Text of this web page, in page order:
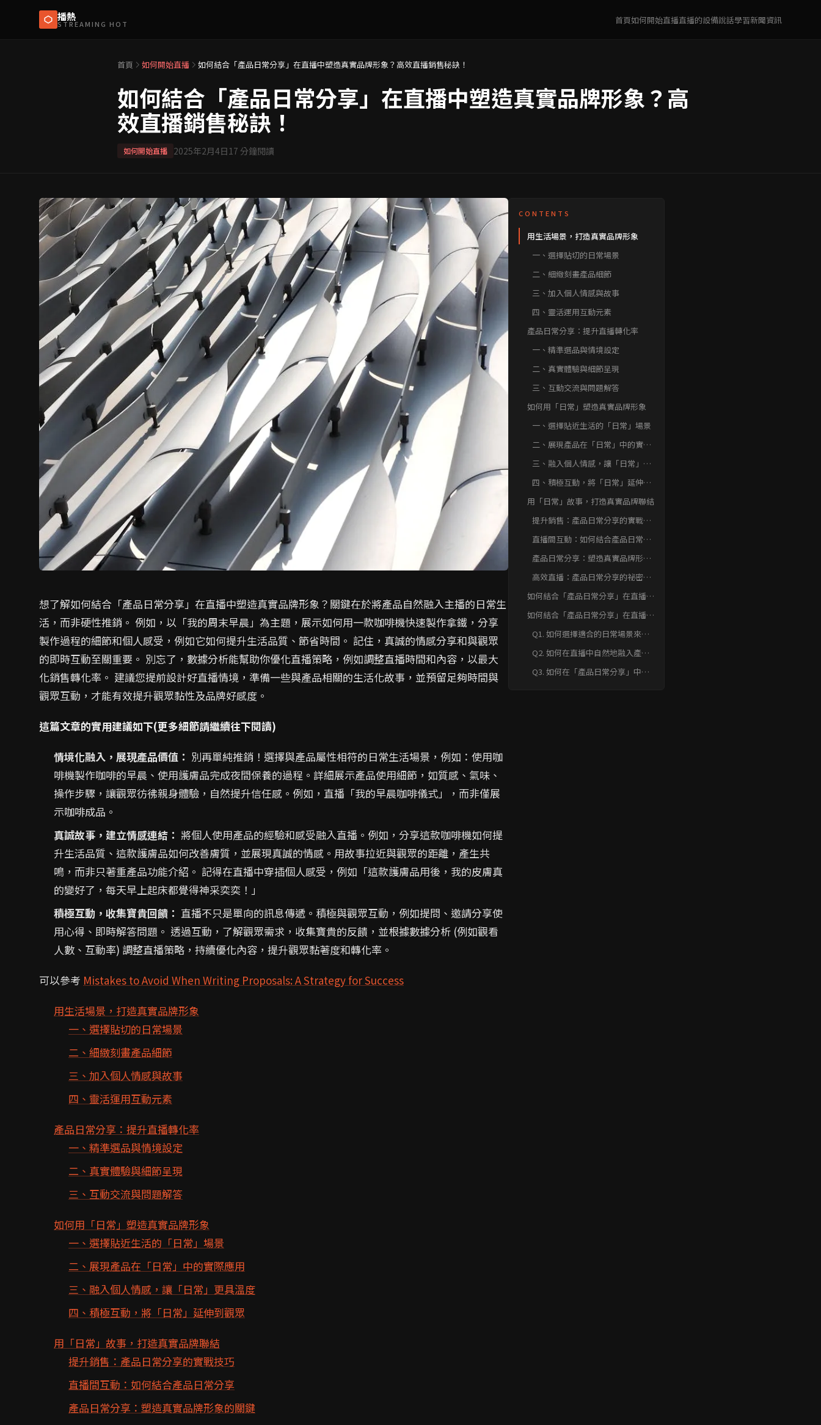
播熱
STREAMING HOT 首頁如何開始直播直播的設備說話學習新聞資訊
首頁 如何開始直播 如何結合「產品日常分享」在直播中塑造真實品牌形象？高效直播銷售秘訣！
如何結合「產品日常分享」在直播中塑造真實品牌形象？高
效直播銷售秘訣！
如何開始直播 2025年2月4日17 分鐘閱讀
想了解如何結合「產品日常分享」在直播中塑造真實品牌形象？關鍵在於將產品自然融入主播的日常生
活，而非硬性推銷。 例如，以「我的周末早晨」為主題，展示如何用一款咖啡機快速製作拿鐵，分享
製作過程的細節和個人感受，例如它如何提升生活品質、節省時間。 記住，真誠的情感分享和與觀眾
的即時互動至關重要。 別忘了，數據分析能幫助你優化直播策略，例如調整直播時間和內容，以最大
化銷售轉化率。 建議您提前設計好直播情境，準備一些與產品相關的生活化故事，並預留足夠時間與
觀眾互動，才能有效提升觀眾黏性及品牌好感度。
這篇文章的實用建議如下(更多細節請繼續往下閱讀)
情境化融入，展現產品價值： 別再單純推銷！選擇與產品屬性相符的日常生活場景，例如：使用咖
啡機製作咖啡的早晨、使用護膚品完成夜間保養的過程。詳細展示產品使用細節，如質感、氣味、
操作步驟，讓觀眾彷彿親身體驗，自然提升信任感。例如，直播「我的早晨咖啡儀式」，而非僅展
示咖啡成品。
真誠故事，建立情感連結： 將個人使用產品的經驗和感受融入直播。例如，分享這款咖啡機如何提
升生活品質、這款護膚品如何改善膚質，並展現真誠的情感。用故事拉近與觀眾的距離，產生共
鳴，而非只著重產品功能介紹。 記得在直播中穿插個人感受，例如「這款護膚品用後，我的皮膚真
的變好了，每天早上起床都覺得神采奕奕！」
積極互動，收集寶貴回饋： 直播不只是單向的訊息傳遞。積極與觀眾互動，例如提問、邀請分享使
用心得、即時解答問題。 透過互動，了解觀眾需求，收集寶貴的反饋，並根據數據分析 (例如觀看
人數、互動率) 調整直播策略，持續優化內容，提升觀眾黏著度和轉化率。
可以參考 Mistakes to Avoid When Writing Proposals: A Strategy for Success
用生活場景，打造真實品牌形象
一、選擇貼切的日常場景
二、細緻刻畫產品細節
三、加入個人情感與故事
四、靈活運用互動元素
產品日常分享：提升直播轉化率
一、精準選品與情境設定
二、真實體驗與細節呈現
三、互動交流與問題解答
如何用「日常」塑造真實品牌形象
一、選擇貼近生活的「日常」場景
二、展現產品在「日常」中的實際應用
三、融入個人情感，讓「日常」更具溫度
四、積極互動，將「日常」延伸到觀眾
用「日常」故事，打造真實品牌聯結
提升銷售：產品日常分享的實戰技巧
直播間互動：如何結合產品日常分享
產品日常分享：塑造真實品牌形象的關鍵
CONTENTS
用生活場景，打造真實品牌形象
一、選擇貼切的日常場景
二、細緻刻畫產品細節
三、加入個人情感與故事
四、靈活運用互動元素
產品日常分享：提升直播轉化率
一、精準選品與情境設定
二、真實體驗與細節呈現
三、互動交流與問題解答
如何用「日常」塑造真實品牌形象
一、選擇貼近生活的「日常」場景
二、展現產品在「日常」中的實際
三、融入個人情感，讓「日常」更
四、積極互動，將「日常」延伸到
用「日常」故事，打造真實品牌聯結
提升銷售：產品日常分享的實戰技
直播間互動：如何結合產品日常分
產品日常分享：塑造真實品牌形象
高效直播：產品日常分享的祕密武
如何結合「產品日常分享」在直播中
如何結合「產品日常分享」在直播中
FAQ
Q1. 如何選擇適合的日常場景來展
Q2. 如何在直播中自然地融入產品
Q3. 如何在「產品日常分享」中提